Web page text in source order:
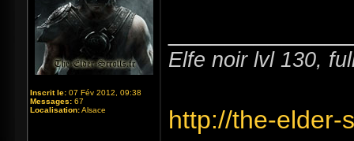
Inscrit le: 07 Fév 2012, 09:38
Messages: 67
Localisation:Alsace
Elfe noir lvl 130,
http://the-elder-